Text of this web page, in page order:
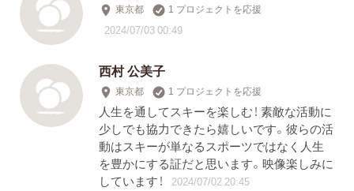
東京都 1 プロジェクトを応援
2024/07/03 00:49
西村 公美子
東京都 1 プロジェクトを応援
人生を通してスキーを楽しむ！ 素敵な活動に
少しでも協力できたら嬉しいです。彼らの活
動はスキーが単なるスポーツではなく人生
を豊かにする証だと思います。映像楽しみに
しています！
2024/07/02 20:45